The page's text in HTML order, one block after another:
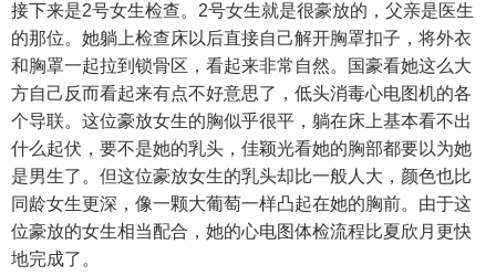
接下来是2号女生检查。2号女生就是很豪放的，父亲是医生
的那位。她躺上检查床以后直接自己解开胸罩扣子，将外衣
和胸罩一起拉到锁骨区，看起来非常自然。国豪看她这么大
方自己反而看起来有点不好意思了，低头消毒心电图机的各
个导联。这位豪放女生的胸似乎很平，躺在床上基本看不出
什么起伏，要不是她的乳头，佳颖光看她的胸部都要以为她
是男生了。但这位豪放女生的乳头却比一般人大，颜色也比
同龄女生更深，像一颗大葡萄一样凸起在她的胸前。由于这
位豪放的女生相当配合，她的心电图体检流程比夏欣月更快
地完成了。